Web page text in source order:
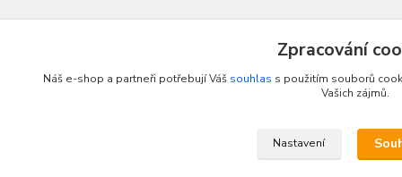
Zpracování
Náš e-shop a partneři potřebují Váš souhlas s použitím souborů
Vašich zájmů.
Nastavení